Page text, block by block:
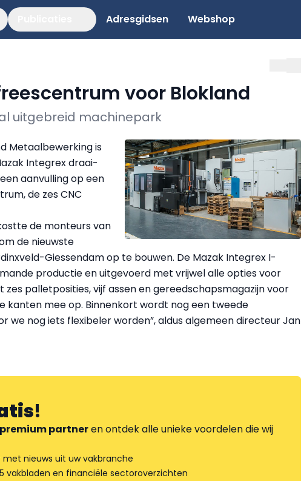
Adresgidsen Webshop
voor Blokland
uitgebreid machinepark
Metaalbewerking is
Integrex draai-
aanvulling op een
de zes CNC
de monteurs van
de nieuwste
Giessendam op te bouwen. De Mazak Integrex I-
productie en uitgevoerd met vrijwel alle opties voor
zes palletposities, vijf assen en gereedschapsmagazijn voor
kanten mee op. Binnenkort wordt nog een tweede
we nog iets flexibeler worden”, aldus algemeen directeur Jan
!
premium partneren ontdek alle unieke voordelen die wij
met nieuws uit uw vakbranche
vakbladen en financiële sectoroverzichten